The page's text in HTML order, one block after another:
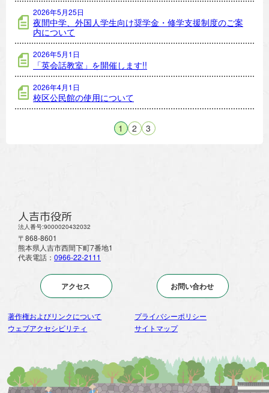
2026年5月25日
夜間中学、外国人学生向け奨学金・修学支援制度のご案
内について
2026年5月1日
「英会話教室」を開催します!!
2026年4月1日
校区公民館の使用について
1 2 3
人吉市役所
法人番号:9000020432032
〒868-8601
熊本県人吉市西間下町7番地1
代表電話： 0966-22-2111
アクセス お問い合わせ
著作権およびリンクについて
プライバシーポリシー
ウェブアクセシビリティ
サイトマップ